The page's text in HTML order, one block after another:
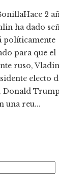
Hace 2
ha dado
políticamente
para que el
ruso,
electo
Donald
una reu...